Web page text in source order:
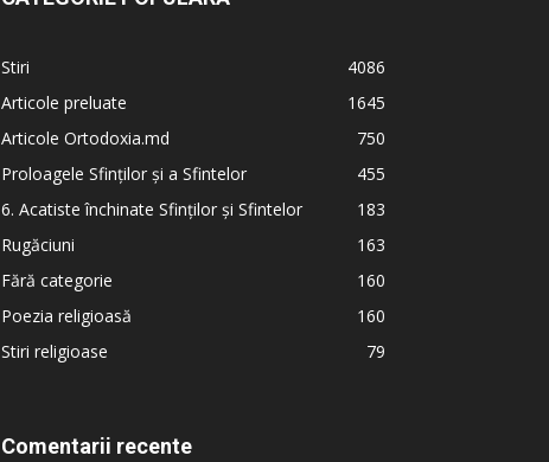
Stiri
4086
Articole preluate
1645
Articole Ortodoxia.md
750
Proloagele Sfinților și a Sfintelor
455
6. Acatiste închinate Sfinților și Sfintelor
183
Rugăciuni
163
Fără categorie
160
Poezia religioasă
160
Stiri religioase
79
Comentarii recente